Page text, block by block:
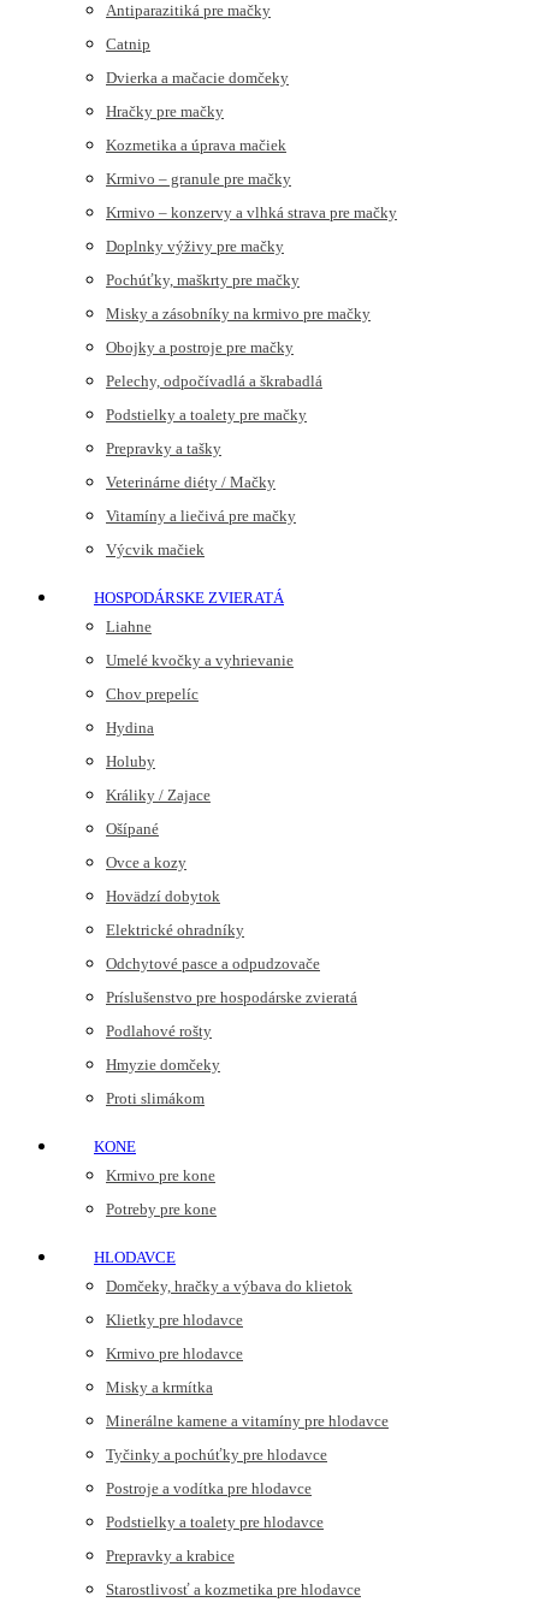
Antiparazitiká pre mačky
Catnip
Dvierka a mačacie domčeky
Hračky pre mačky
Kozmetika a úprava mačiek
Krmivo – granule pre mačky
Krmivo – konzervy a vlhká strava pre mačky
Doplnky výživy pre mačky
Pochúťky, maškrty pre mačky
Misky a zásobníky na krmivo pre mačky
Obojky a postroje pre mačky
Pelechy, odpočívadlá a škrabadlá
Podstielky a toalety pre mačky
Prepravky a tašky
Veterinárne diéty / Mačky
Vitamíny a liečivá pre mačky
Výcvik mačiek
HOSPODÁRSKE ZVIERATÁ
Liahne
Umelé kvočky a vyhrievanie
Chov prepelíc
Hydina
Holuby
Králiky / Zajace
Ošípané
Ovce a kozy
Hovädzí dobytok
Elektrické ohradníky
Odchytové pasce a odpudzovače
Príslušenstvo pre hospodárske zvieratá
Podlahové rošty
Hmyzie domčeky
Proti slimákom
KONE
Krmivo pre kone
Potreby pre kone
HLODAVCE
Domčeky, hračky a výbava do klietok
Klietky pre hlodavce
Krmivo pre hlodavce
Misky a krmítka
Minerálne kamene a vitamíny pre hlodavce
Tyčinky a pochúťky pre hlodavce
Postroje a vodítka pre hlodavce
Podstielky a toalety pre hlodavce
Prepravky a krabice
Starostlivosť a kozmetika pre hlodavce